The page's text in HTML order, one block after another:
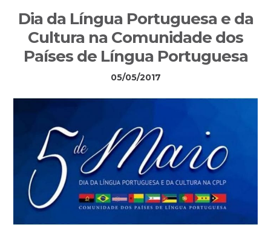
Dia da Língua Portuguesa e da
Cultura na Comunidade dos
Países de Língua Portuguesa
05/05/2017
Sidebar
primária